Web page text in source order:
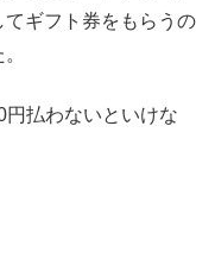
ギフト券をもらうの
払わないといけな